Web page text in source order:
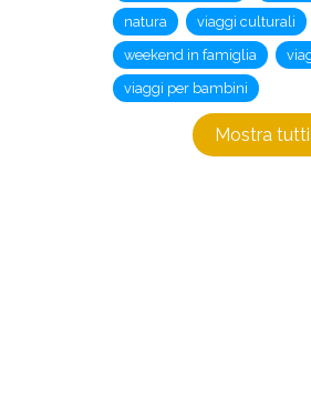
natura
viaggi culturali
weekend in famiglia
viaggi per bambini
Mostra tutti